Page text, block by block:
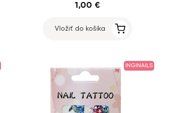
1,00 €
Vložiť do košíka
INGINAILS